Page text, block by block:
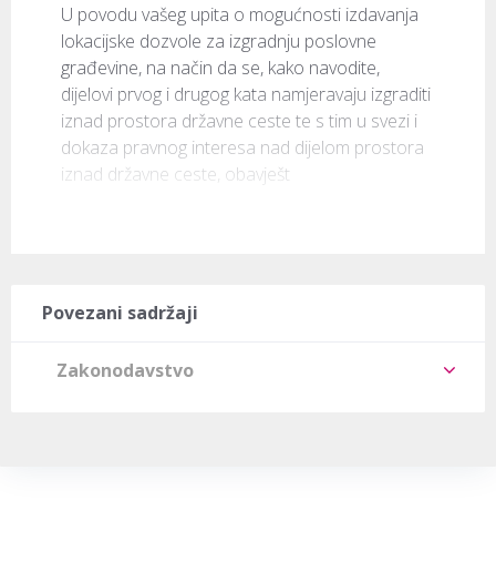
U povodu vašeg upita o mogućnosti izdavanja
lokacijske dozvole za izgradnju poslovne
građevine, na način da se, kako navodite,
dijelovi prvog i drugog kata namjeravaju izgraditi
iznad prostora državne ceste te s tim u svezi i
dokaza pravnog interesa nad dijelom prostora
iznad državne ceste, obavješt
Povezani sadržaji
Zakonodavstvo